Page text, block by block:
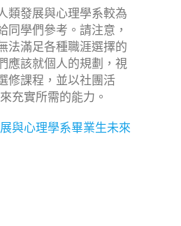
類發展與心理學系較為
同學們參考。請注意，
法滿足各種職涯選擇的
應該就個人的規劃，視
修課程，並以社團活
充實所需的能力。
與心理學系畢業生未來